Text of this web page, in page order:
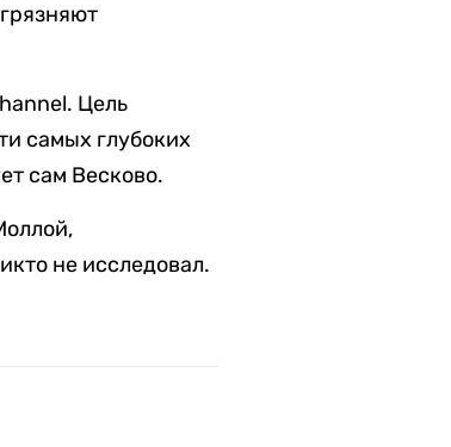
Цель
самых глубоких
сам Весково.
не исследовал.